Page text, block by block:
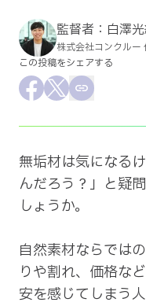
コ
監督者： 白澤
株式会社コンクルー
この投稿をシェアする
無垢材は気になる
んだろう？」と疑
しょうか。
自然素材ならでは
りや割れ、価格な
安を感じてしまう